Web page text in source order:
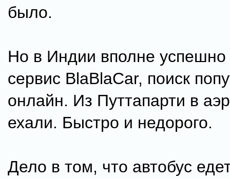
было.
Но в Индии вполне успешно
сервис BlaBlaCar, поиск
онлайн. Из Путтапарти в
ехали. Быстро и недорого.
Дело в том, что автобус